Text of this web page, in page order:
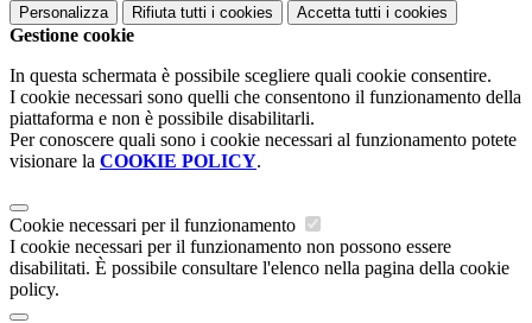
Personalizza Rifiuta tutti i cookies Accetta tutti i cookies
Gestione cookie
In questa schermata è possibile scegliere quali cookie consentire.
I cookie necessari sono quelli che consentono il funzionamento della
piattaforma e non è possibile disabilitarli.
Per conoscere quali sono i cookie necessari al funzionamento potete
visionare la COOKIE POLICY.
Cookie necessari per il funzionamento
I cookie necessari per il funzionamento non possono essere
disabilitati. È possibile consultare l'elenco nella pagina della cookie
policy.